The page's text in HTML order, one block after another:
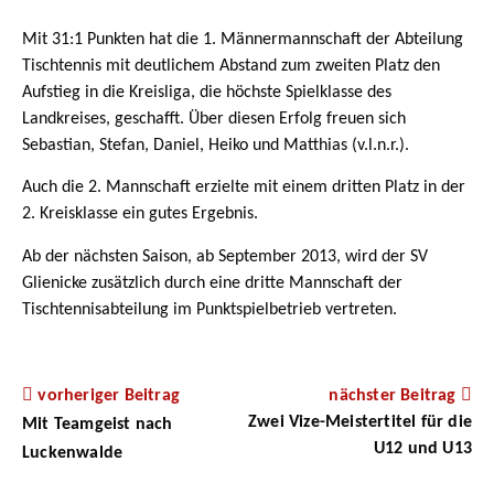
Mit 31:1 Punkten hat die 1. Männermannschaft der Abteilung
Tischtennis mit deutlichem Abstand zum zweiten Platz den
Aufstieg in die Kreisliga, die höchste Spielklasse des
Landkreises, geschafft. Über diesen Erfolg freuen sich
Sebastian, Stefan, Daniel, Heiko und Matthias (v.l.n.r.).
Auch die 2. Mannschaft erzielte mit einem dritten Platz in der
2. Kreisklasse ein gutes Ergebnis.
Ab der nächsten Saison, ab September 2013, wird der SV
Glienicke zusätzlich durch eine dritte Mannschaft der
Tischtennisabteilung im Punktspielbetrieb vertreten.
vorheriger Beitrag
Mit Teamgeist nach
Luckenwalde
nächster Beitrag
Zwei Vize-Meistertitel für die
U12 und U13